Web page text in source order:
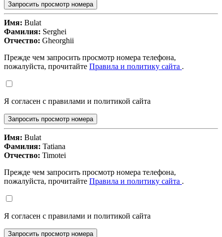
Запросить просмотр номера
Имя: Bulat
Фамилия: Serghei
Отчество: Gheorghii
Прежде чем запросить просмотр номера телефона,
пожалуйста, прочитайте Правила и политику сайта .
Я согласен с правилами и политикой сайта
Запросить просмотр номера
Имя: Bulat
Фамилия: Tatiana
Отчество: Timotei
Прежде чем запросить просмотр номера телефона,
пожалуйста, прочитайте Правила и политику сайта .
Я согласен с правилами и политикой сайта
Запросить просмотр номера